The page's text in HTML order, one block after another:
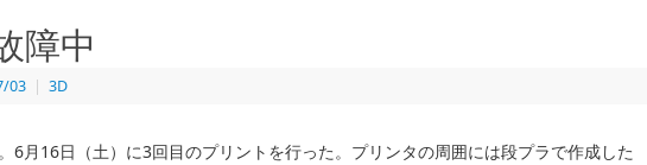
障中
03 | 3D
6月16日（土）に3回目のプリントを行った。プリンタの周囲には段プラで作成した